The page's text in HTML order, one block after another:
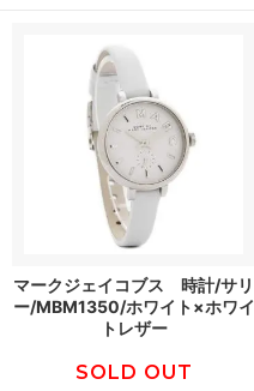
マークジェイコブス 時計/サリ
ー/MBM1350/ホワイト×ホワイ
トレザー
SOLD OUT